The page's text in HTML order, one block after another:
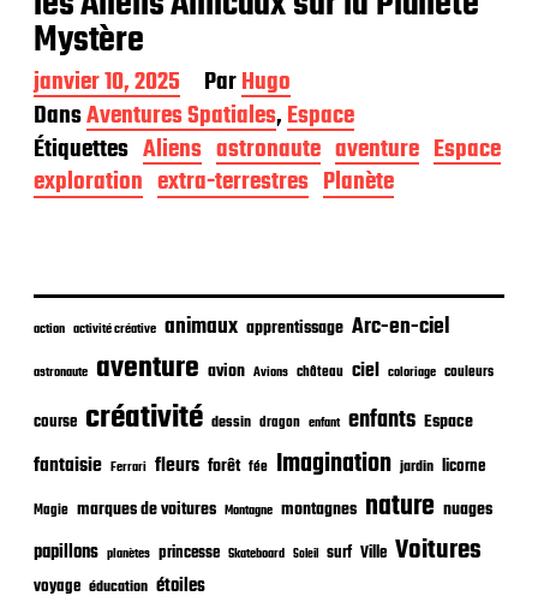
Mystère
D
a
t
e
d
e
l
i
a
i
n
janvier 10, 2025 ParHugo
DansAventures Spatiales,Espace
Étiquettes Aliens astronaute aventure Espace
exploration extra-terrestres Planète
action activité créative animaux apprentissage Arc-en-ciel
astronaute aventure avion Avions château ciel coloriage couleurs
course créativité dessin dragon enfant enfants Espace
fantaisie Ferrari fleurs forêt fée Imagination jardin licorne
Magie marques de voitures Montagne montagnes nature nuages
papillons planètes princesse Skateboard Soleil surf Ville Voitures
voyage éducation étoiles